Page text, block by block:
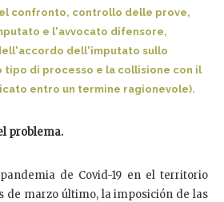
confronto, controllo delle prove,
e l'avvocato difensore,
dell'imputato sullo
tipo di processo e la collisione con il
entro un termine ragionevole).
problema.
de Covid-19 en el territorio
de marzo último, la imposición de las